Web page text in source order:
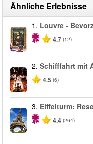
Ähnliche Erlebnisse
1. Louvre -
4.7 (12)
2. Schifffahrt mit
4.5 (6)
3. Eiffelturm:
4.4 (264)